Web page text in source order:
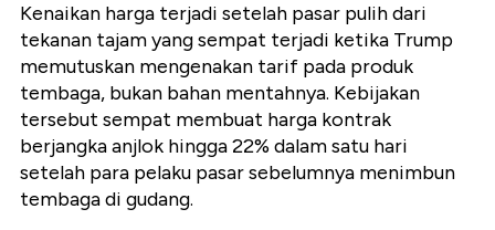
Kenaikan harga terjadi setelah pasar pulih dari
tekanan tajam yang sempat terjadi ketika Trump
memutuskan mengenakan tarif pada produk
tembaga, bukan bahan mentahnya. Kebijakan
tersebut sempat membuat harga kontrak
berjangka anjlok hingga 22% dalam satu hari
setelah para pelaku pasar sebelumnya menimbun
tembaga di gudang.